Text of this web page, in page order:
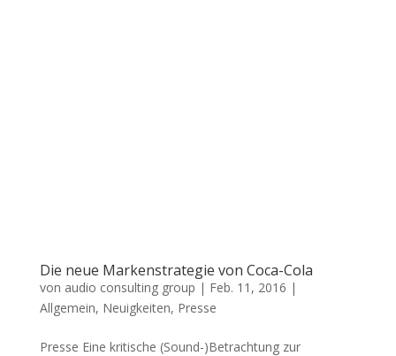
Die neue Markenstrategie von Coca-Cola
von audio consulting group | Feb. 11, 2016 |
Allgemein, Neuigkeiten, Presse
Presse Eine kritische (Sound-)Betrachtung zur